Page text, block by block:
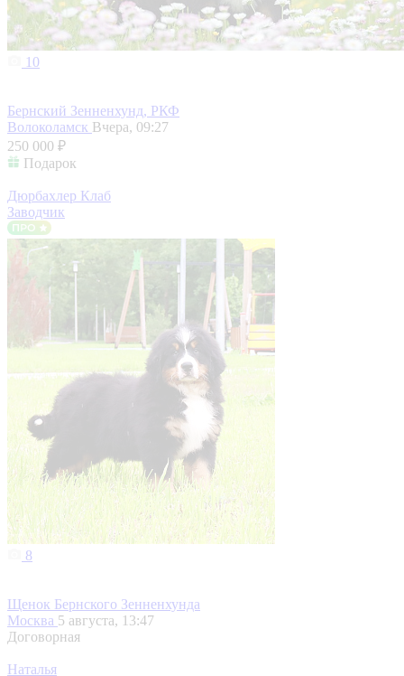
10
Бернский Зенненхунд, РКФ
Волоколамск Вчера, 09:27
250 000 ₽
Подарок
Дюрбахлер Клаб
Заводчик
8
Щенок Бернского Зенненхунда
Москва 5 августа, 13:47
Договорная
Наталья